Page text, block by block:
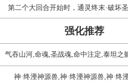
第二个大回合开始时，通灵终末·破坏
强化推荐
气吞山河,命魂,圣战魂,命中注定,泰坦之
神·终湮神源兽,神·终湮神源兽,神·终